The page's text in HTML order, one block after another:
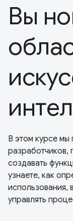
Вы
В этом курсе
разработчиков,
создавать
узнаете, как
использования,
управлять